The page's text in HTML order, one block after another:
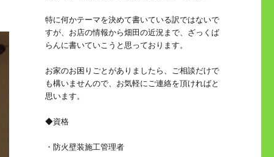
特に何かテーマを決めて書いている訳ではないで
すが、お店の情報から畑田の近況まで、ざっくば
らんに書いていこうと思っております。
お家のお困りごとがありましたら、ご相談だけで
も構いませんので、お気軽にご連絡を頂ければと
思います。
◆資格
・防火壁装施工管理者